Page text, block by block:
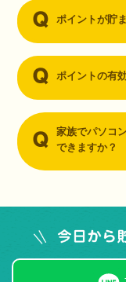
ポイントが貯
ポイントの有
家族でパソコ
できますか？